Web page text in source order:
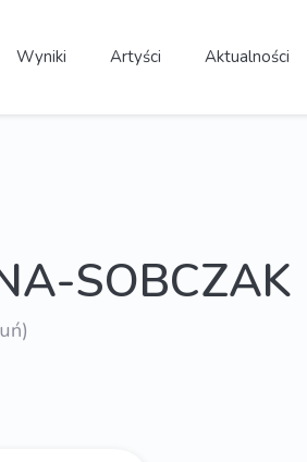
Wyniki Artyści Aktualności
SOBCZAK